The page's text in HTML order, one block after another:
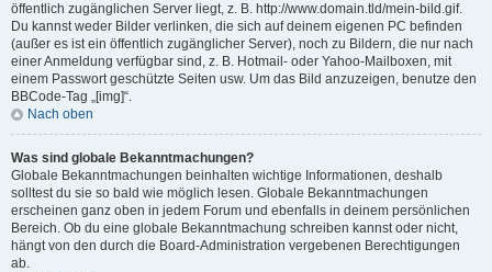
öffentlich zugänglichen Server liegt, z. B. http://www.domain.tld/mein-bild.gif.
Du kannst weder Bilder verlinken, die sich auf deinem eigenen PC befinden
(außer es ist ein öffentlich zugänglicher Server), noch zu Bildern, die nur nach
einer Anmeldung verfügbar sind, z. B. Hotmail- oder Yahoo-Mailboxen, mit
einem Passwort geschützte Seiten usw. Um das Bild anzuzeigen, benutze den
BBCode-Tag „[img]“.
Nach oben
Was sind globale Bekanntmachungen?
Globale Bekanntmachungen beinhalten wichtige Informationen, deshalb
solltest du sie so bald wie möglich lesen. Globale Bekanntmachungen
erscheinen ganz oben in jedem Forum und ebenfalls in deinem persönlichen
Bereich. Ob du eine globale Bekanntmachung schreiben kannst oder nicht,
hängt von den durch die Board-Administration vergebenen Berechtigungen
ab.